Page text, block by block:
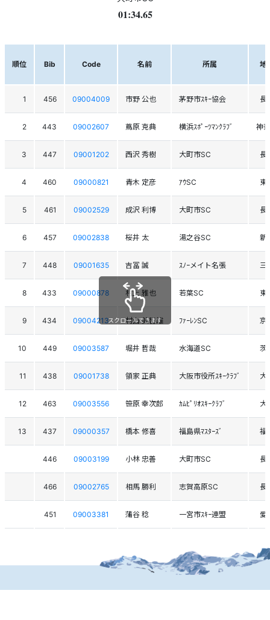
01:34.65
順位 Bib Code 名前 所属 地
1 456 09004009 市野 公也 茅野市ｽｷｰ協会 長
2 443 09002607 蔦原 克典 横浜ｽﾎﾟｰﾂﾏﾝｸﾗﾌﾞ 神
3 447 09001202 西沢 秀樹 大町市SC 長
4 460 09000821 青木 定彦 ｱｳSC 東
5 461 09002529 成沢 利博 大町市SC 長
6 457 09002838 桜井 太 湯之谷SC 新
7 448 09001635 吉冨 誠 ｽﾉｰメイト名張 三
8 433 09000878 村上 雅也 若葉SC 東
9 434 09004213 村山 美智雄 ﾌｧｰﾚﾝSC 京
10 449 09003587 堀井 哲哉 水海道SC 茨
11 438 09001738 領家 正典 大阪市役所ｽｷｰｸﾗﾌﾞ 大
12 463 09003556 笹原 幸次郎 ｶﾑﾋﾟﾘｵｽｷｰｸﾗﾌﾞ 大
13 437 09000357 橋本 修喜 福島県ﾏｽﾀｰｽﾞ 福
446 09003199 小林 忠善 大町市SC 長
466 09002765 相馬 勝利 志賀高原SC 長
451 09003381 蒲谷 稔 一宮市ｽｷｰ連盟 愛
スクロールできます